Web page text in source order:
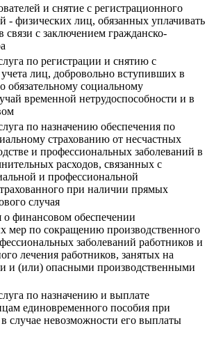
и снятие с регистрационного
- физических лиц, обязанных уплачивать
связи с заключением гражданско-
по регистрации и снятию с
лиц, добровольно вступивших в
обязательному социальному
временной нетрудоспособности и в
по назначению обеспечения по
страхованию от несчастных
и профессиональных заболеваний в
расходов, связанных с
и профессиональной
при наличии прямых
случая
финансовом обеспечении
мер по сокращению производственного
заболеваний работников и
лечения работников, занятых на
и (или) опасными производственными
по назначению и выплате
единовременного пособия при
случае невозможности его выплаты